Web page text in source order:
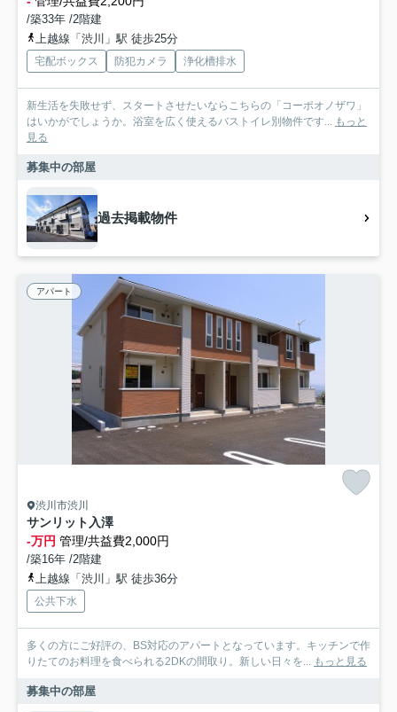
/築33年 /2階建
上越線「渋川」駅 徒歩25分
宅配ボックス 防犯カメラ 浄化槽排水
新生活を失敗せず、スタートさせたいならこちらの「コーポオノザワ」
はいかがでしょうか。浴室を広く使えるバストイレ別物件です... もっと
見る
募集中の部屋
過去掲載物件
アパート
渋川市渋川
サンリット入澤
-万円 管理/共益費2,000円
/築16年 /2階建
上越線「渋川」駅 徒歩36分
公共下水
多くの方にご好評の、BS対応のアパートとなっています。キッチンで作
りたてのお料理を食べられる2DKの間取り。新しい日々を... もっと見る
募集中の部屋